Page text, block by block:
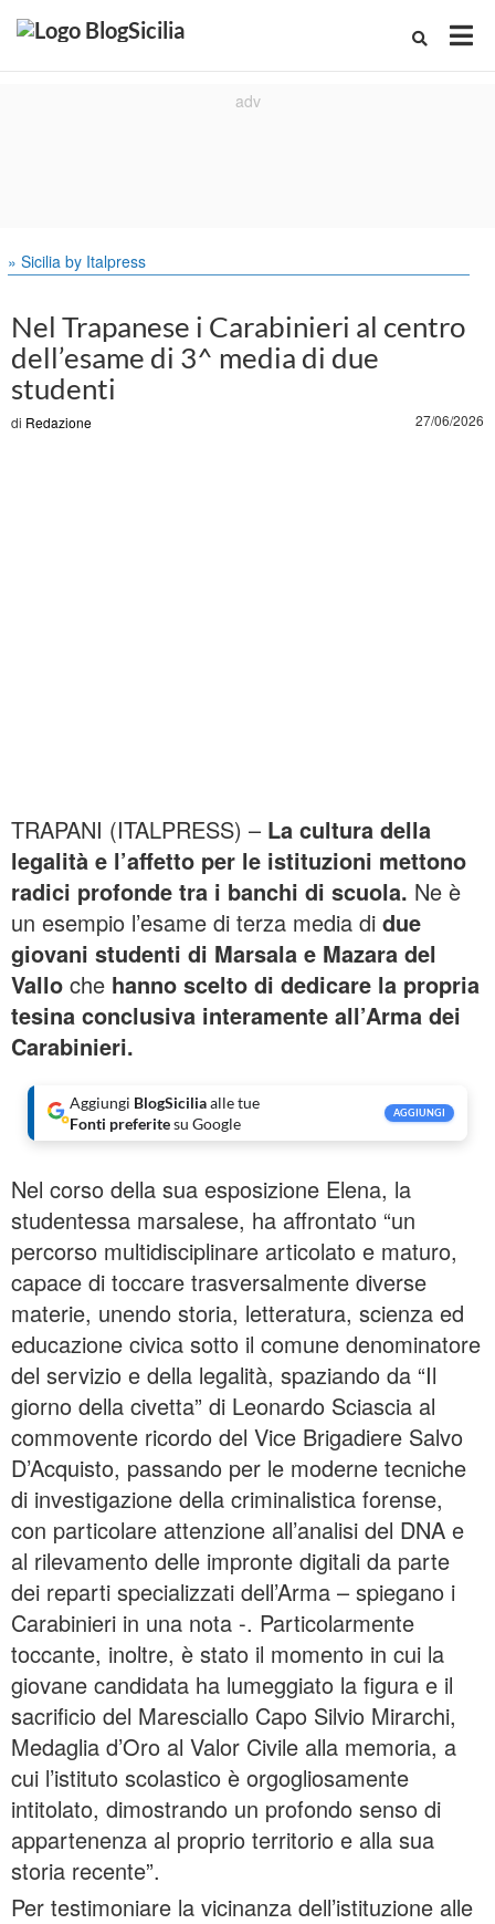
» Sicilia by Italpress
Nel Trapanese i Carabinieri al centro
dell’esame di 3^ media di due
studenti
di Redazione 27/06/2026
TRAPANI (ITALPRESS) – La cultura della
legalità e l’affetto per le istituzioni mettono
radici profonde tra i banchi di scuola. Ne è
un esempio l’esame di terza media di due
giovani studenti di Marsala e Mazara del
Vallo che hanno scelto di dedicare la propria
tesina conclusiva interamente all’Arma dei
Carabinieri.
Aggiungi BlogSiciliaalle tue
Fonti preferitesu Google
AGGIUNGI
Nel corso della sua esposizione Elena, la
studentessa marsalese, ha affrontato “un
percorso multidisciplinare articolato e maturo,
capace di toccare trasversalmente diverse
materie, unendo storia, letteratura, scienza ed
educazione civica sotto il comune denominatore
del servizio e della legalità, spaziando da “Il
giorno della civetta” di Leonardo Sciascia al
commovente ricordo del Vice Brigadiere Salvo
D’Acquisto, passando per le moderne tecniche
di investigazione della criminalistica forense,
con particolare attenzione all’analisi del DNA e
al rilevamento delle impronte digitali da parte
dei reparti specializzati dell’Arma – spiegano i
Carabinieri in una nota -. Particolarmente
toccante, inoltre, è stato il momento in cui la
giovane candidata ha lumeggiato la figura e il
sacrificio del Maresciallo Capo Silvio Mirarchi,
Medaglia d’Oro al Valor Civile alla memoria, a
cui l’istituto scolastico è orgogliosamente
intitolato, dimostrando un profondo senso di
appartenenza al proprio territorio e alla sua
storia recente”.
Per testimoniare la vicinanza dell’istituzione alle